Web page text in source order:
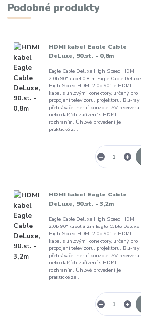
Podobné produkty
HDMI kabel Eagle Cable
DeLuxe, 90.st. - 0,8m
Eagle Cable Deluxe High Speed HDMI
2.0b 90° kabel 0,8 m Eagle Cable Deluxe
High Speed HDMI 2.0b 90° je HDMI
kabel s úhlovými konektory, určený pro
propojení televizoru, projektoru, Blu-ray
přehrávače, herní konzole, AV receiveru
nebo dalších zařízení s HDMI
rozhraním. Úhlové provedení je
praktické z...
HDMI kabel Eagle Cable
DeLuxe, 90.st. - 3,2m
Eagle Cable Deluxe High Speed HDMI
2.0b 90° kabel 3.2m Eagle Cable Deluxe
High Speed HDMI 2.0b 90° je HDMI
kabel s úhlovými konektory, určený pro
propojení televizoru, projektoru, Blu-ray
přehrávače, herní konzole, AV receiveru
nebo dalších zařízení s HDMI
rozhraním. Úhlové provedení je
praktické ze...